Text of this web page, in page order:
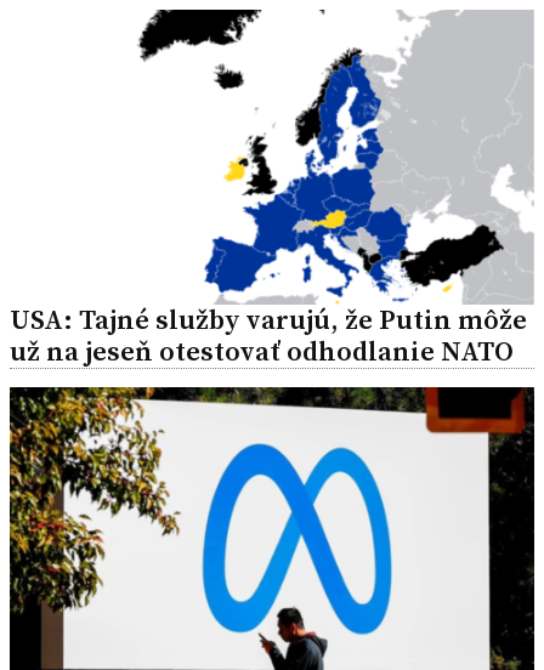
USA: Tajné služby varujú, že Putin môže
už na jeseň otestovať odhodlanie NATO